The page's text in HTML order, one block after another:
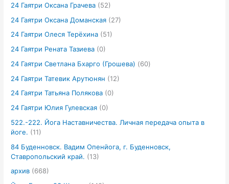
24 Гаятри Оксана Грачева (52)
24 Гаятри Оксана Доманская (27)
24 Гаятри Олеся Терёхина (51)
24 Гаятри Рената Тазиева (0)
24 Гаятри Светлана Бхарго (Грошева) (60)
24 Гаятри Татевик Арутюнян (12)
24 Гаятри Татьяна Полякова (0)
24 Гаятри Юлия Гулевская (0)
522.-222. Йога Наставничества. Личная передача опыта в
йоге. (11)
84 Буденновск. Вадим Опенйога, г. Буденновск,
Ставропольский край. (13)
архив (668)